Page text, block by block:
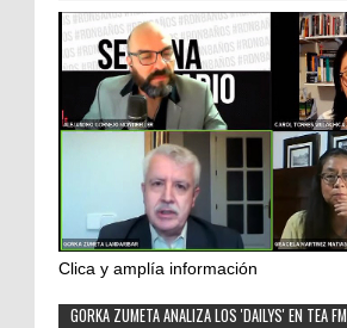
Clica y amplía información
GORKA ZUMETA ANALIZA LOS 'DAILYS' EN TEA FM